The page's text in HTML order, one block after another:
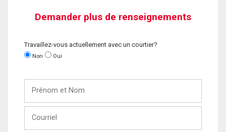
Demander plus de renseignements
Travaillez-vous actuellement avec un courtier?
Non Oui
Nom